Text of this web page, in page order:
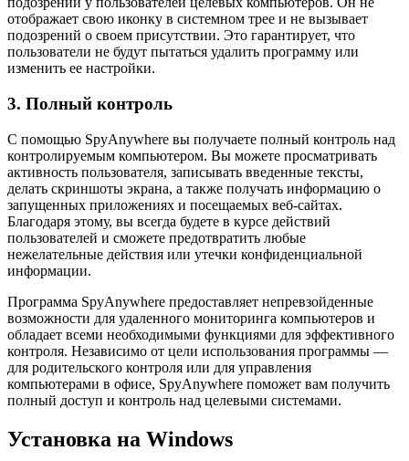
отображает свою иконку в системном трее и не вызывает
подозрений о своем присутствии. Это гарантирует, что
пользователи не будут пытаться удалить программу или
изменить ее настройки.
3. Полный контроль
С помощью SpyAnywhere вы получаете полный контроль над
контролируемым компьютером. Вы можете просматривать
активность пользователя, записывать введенные тексты,
делать скриншоты экрана, а также получать информацию о
запущенных приложениях и посещаемых веб-сайтах.
Благодаря этому, вы всегда будете в курсе действий
пользователей и сможете предотвратить любые
нежелательные действия или утечки конфиденциальной
информации.
Программа SpyAnywhere предоставляет непревзойденные
возможности для удаленного мониторинга компьютеров и
обладает всеми необходимыми функциями для эффективного
контроля. Независимо от цели использования программы —
для родительского контроля или для управления
компьютерами в офисе, SpyAnywhere поможет вам получить
полный доступ и контроль над целевыми системами.
Установка на Windows